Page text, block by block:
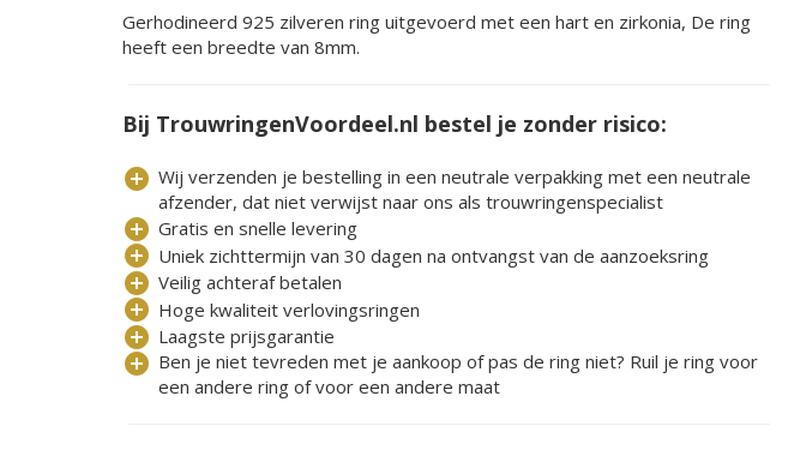
Gerhodineerd 925 zilveren ring uitgevoerd met een hart en zirkonia, De ring
heeft een breedte van 8mm.
Bij TrouwringenVoordeel.nl bestel je zonder risico:
add_circle Wij verzenden je bestelling in een neutrale verpakking met een neutrale
afzender, dat niet verwijst naar ons als trouwringenspecialist
add_circle Gratis en snelle levering
add_circle Uniek zichttermijn van 30 dagen na ontvangst van de aanzoeksring
add_circle Veilig achteraf betalen
add_circle Hoge kwaliteit verlovingsringen
add_circle Laagste prijsgarantie
add_circle Ben je niet tevreden met je aankoop of pas de ring niet? Ruil je ring voor
een andere ring of voor een andere maat